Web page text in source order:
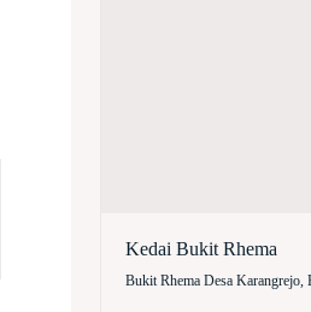
Kedai Bukit Rhema
Bukit Rhema Desa Karangrejo,